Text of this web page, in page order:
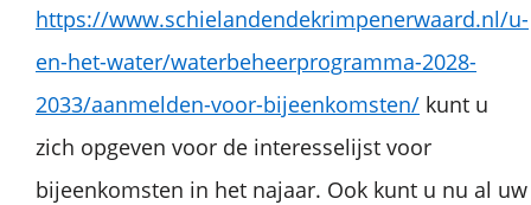
https://www.schielandendekrimpenerwaard.nl/u-
en-het-water/waterbeheerprogramma-2028-
2033/aanmelden-voor-bijeenkomsten/ kunt u
zich opgeven voor de interesselijst voor
bijeenkomsten in het najaar. Ook kunt u nu al uw